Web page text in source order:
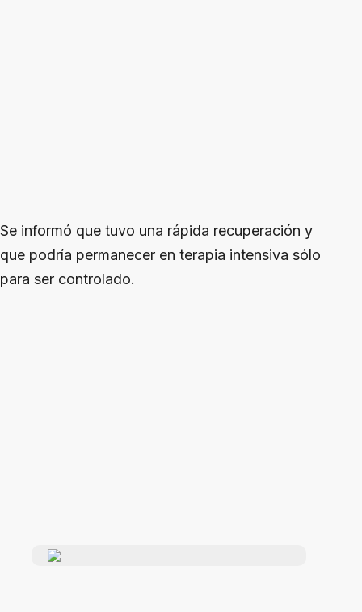
Se informó que tuvo una rápida recuperación y
que podría permanecer en terapia intensiva sólo
para ser controlado.